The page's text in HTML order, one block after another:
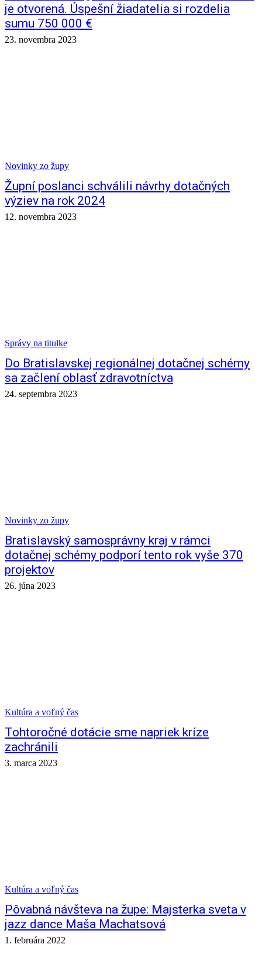
je otvorená. Úspešní žiadatelia si rozdelia
sumu 750 000 €
23. novembra 2023
Novinky zo župy
Župní poslanci schválili návrhy dotačných
výziev na rok 2024
12. novembra 2023
Správy na titulke
Do Bratislavskej regionálnej dotačnej schémy
sa začlení oblasť zdravotníctva
24. septembra 2023
Novinky zo župy
Bratislavský samosprávny kraj v rámci
dotačnej schémy podporí tento rok vyše 370
projektov
26. júna 2023
Kultúra a voľný čas
Tohtoročné dotácie sme napriek kríze
zachránili
3. marca 2023
Kultúra a voľný čas
Pôvabná návšteva na župe: Majsterka sveta v
jazz dance Maša Machatsová
1. februára 2022